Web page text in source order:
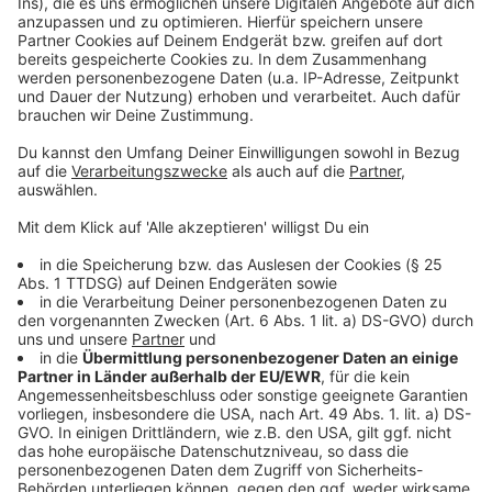
Anzeige
Neue Zentralbibliothek feiert am Wochenende
Eröffnung
Erste Einblicke in die neue Zentralbibliothek
So sieht es in der neuen Zentralbibliothek aus
Informationen der Stadt zum KAP 1
Neue "Kulturelle WG" im KAP1
Anzeige